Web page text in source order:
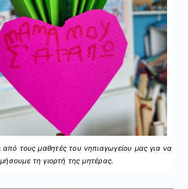
τους μαθητές του νηπιαγωγείου μας για να
τη γιορτή της μητέρας.